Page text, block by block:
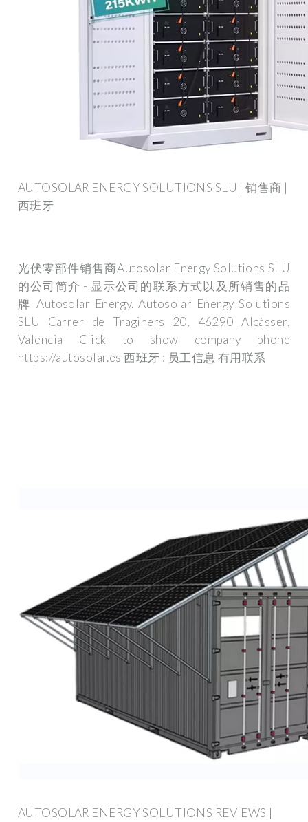
AUTOSOLAR ENERGY SOLUTIONS SLU | 销售商 |
西班牙
光伏零部件销售商Autosolar Energy Solutions SLU
的公司简介 - 显示公司的联系方式以及所销售的品
牌 Autosolar Energy. Autosolar Energy Solutions
SLU Carrer de Traginers 20, 46290 Alcàsser,
Valencia Click to show company phone
https://autosolar.es 西班牙 : 员工信息 有用联系
AUTOSOLAR ENERGY SOLUTIONS REVIEWS |